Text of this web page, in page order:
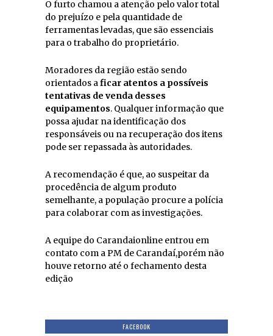
O furto chamou a atenção pelo valor total
do prejuízo e pela quantidade de
ferramentas levadas, que são essenciais
para o trabalho do proprietário.
Moradores da região estão sendo
orientados aficar atentos a possíveis
tentativas de venda desses
equipamentos. Qualquer informação que
possa ajudar na identificação dos
responsáveis ou na recuperação dos itens
pode ser repassada às autoridades.
A recomendação é que, ao suspeitar da
procedência de algum produto
semelhante, a população procure a polícia
para colaborar com as investigações.
A equipe do Carandaionline entrou em
contato com a PM de Carandaí,porém não
houve retorno até o fechamento desta
edição
FACEBOOK